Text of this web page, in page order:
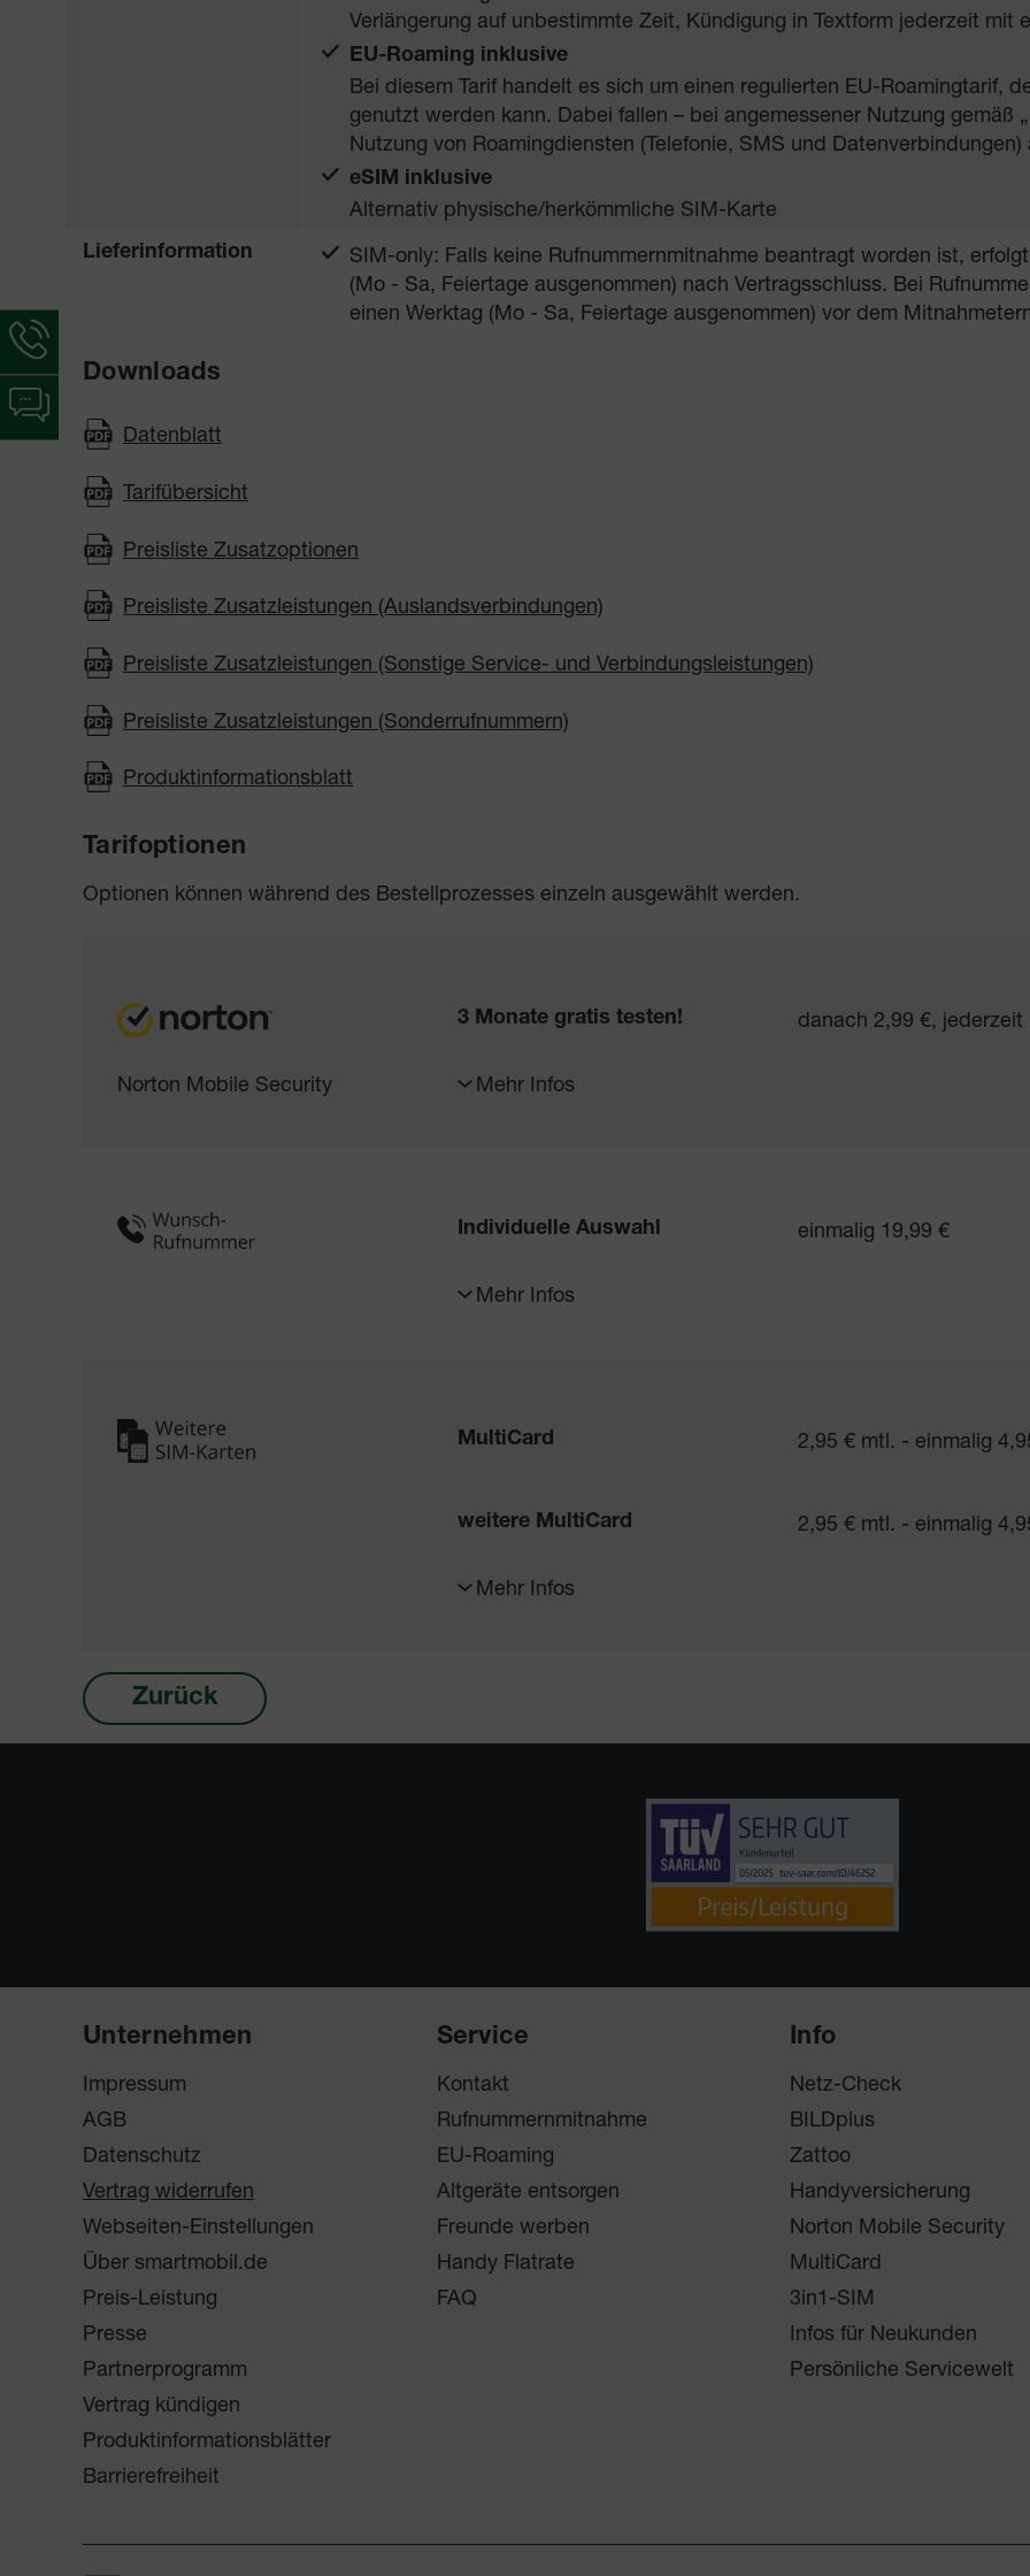
Verlängerung auf unbestimmte Zeit, Kündigung in Textform jederzeit mit
EU-Roaming inklusive
Bei diesem Tarif handelt es sich um einen regulierten EU-Roamingtarif,
genutzt werden kann. Dabei fallen – bei angemessener Nutzung gemäß
Nutzung von Roamingdiensten (Telefonie, SMS und Datenverbindungen)
eSIM inklusive
Alternativ physische/herkömmliche SIM-Karte
Lieferinformation
SIM-only: Falls keine Rufnummernmitnahme beantragt worden ist,
(Mo - Sa, Feiertage ausgenommen) nach Vertragsschluss. Bei
einen Werktag (Mo - Sa, Feiertage ausgenommen) vor dem
Downloads
Datenblatt
Tarifübersicht
Preisliste Zusatzoptionen
Preisliste Zusatzleistungen (Auslandsverbindungen)
Preisliste Zusatzleistungen (Sonstige Service- und Verbindungsleistungen)
Preisliste Zusatzleistungen (Sonderrufnummern)
Produktinformationsblatt
Tarifoptionen
Optionen können während des Bestellprozesses einzeln ausgewählt werden.
Norton Mobile Security
3 Monate gratis testen! danach 2,99 €,
Mehr Infos
Individuelle Auswahl einmalig 19,99 €
Mehr Infos
MultiCard 2,95 € mtl. - einmalig
weitere MultiCard 2,95 € mtl. - einmalig
Mehr Infos
Zurück
Unternehmen
Impressum
AGB
Datenschutz
Vertrag widerrufen
Webseiten-Einstellungen
Über smartmobil.de
Preis-Leistung
Presse
Partnerprogramm
Vertrag kündigen
Produktinformationsblätter
Barrierefreiheit
Service
Kontakt
Rufnummernmitnahme
EU-Roaming
Altgeräte entsorgen
Freunde werben
Handy Flatrate
FAQ
Info
Netz-Check
BILDplus
Zattoo
Handyversicherung
Norton Mobile Security
MultiCard
3in1-SIM
Infos für Neukunden
Persönliche Servicewelt
Hotline-
Informationen
werden
angezeigt
Chat-
Informationen
werden
angezeigt